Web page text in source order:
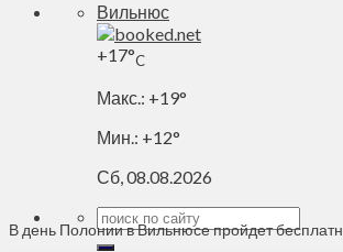
Вильнюс
+17°C
Макс.: +19°
Мин.: +12°
Сб, 08.08.2026
В день Полонии в Вильнюсе пройдет